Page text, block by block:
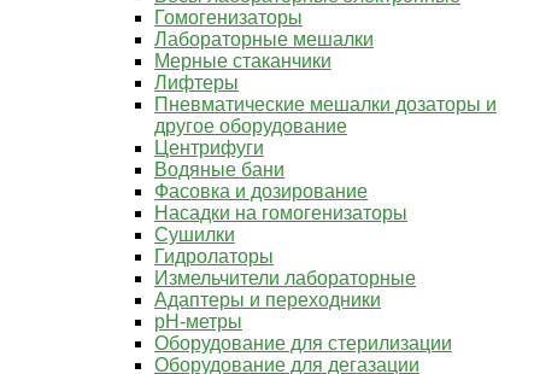
Гомогенизаторы
Лабораторные мешалки
Мерные стаканчики
Лифтеры
Пневматические мешалки дозаторы и
другое оборудование
Центрифуги
Водяные бани
Фасовка и дозирование
Насадки на гомогенизаторы
Сушилки
Гидролаторы
Измельчители лабораторные
Адаптеры и переходники
pH-метры
Оборудование для стерилизации
Оборудование для дегазации